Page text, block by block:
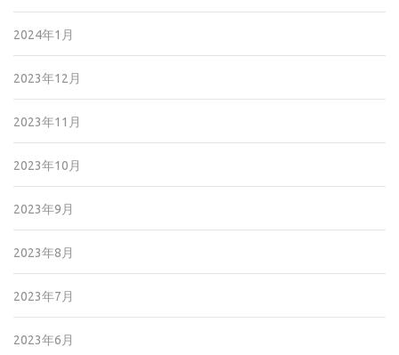
2024年1月
2023年12月
2023年11月
2023年10月
2023年9月
2023年8月
2023年7月
2023年6月